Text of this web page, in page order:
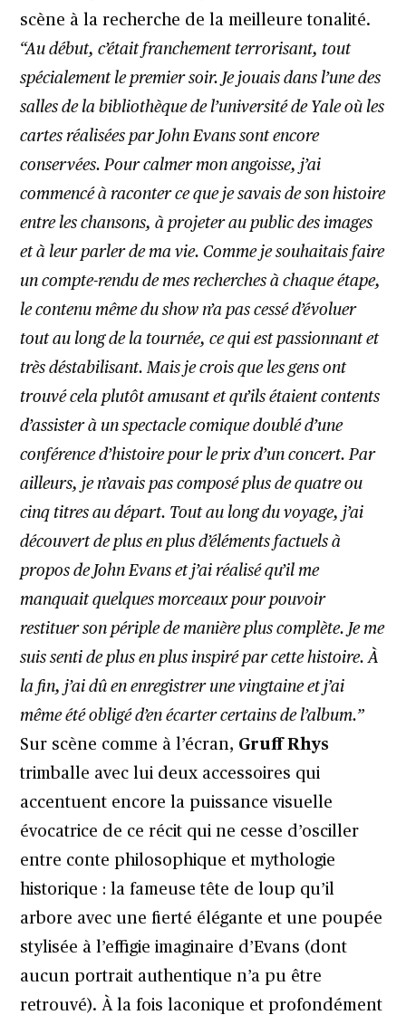
scène à la recherche de la meilleure tonalité.
“Au début, c’était franchement terrorisant, tout
spécialement le premier soir. Je jouais dans l’une des
salles de la bibliothèque de l’université de Yale où les
cartes réalisées par John Evans sont encore
conservées. Pour calmer mon angoisse, j’ai
commencé à raconter ce que je savais de son histoire
entre les chansons, à projeter au public des images
et à leur parler de ma vie. Comme je souhaitais faire
un compte-rendu de mes recherches à chaque étape,
le contenu même du show n’a pas cessé d’évoluer
tout au long de la tournée, ce qui est passionnant et
très déstabilisant. Mais je crois que les gens ont
trouvé cela plutôt amusant et qu’ils étaient contents
d’assister à un spectacle comique doublé d’une
conférence d’histoire pour le prix d’un concert. Par
ailleurs, je n’avais pas composé plus de quatre ou
cinq titres au départ. Tout au long du voyage, j’ai
découvert de plus en plus d’éléments factuels à
propos de John Evans et j’ai réalisé qu’il me
manquait quelques morceaux pour pouvoir
restituer son périple de manière plus complète. Je me
suis senti de plus en plus inspiré par cette histoire. À
la fin, j’ai dû en enregistrer une vingtaine et j’ai
même été obligé d’en écarter certains de l’album.”
Sur scène comme à l’écran, Gruff Rhys
trimballe avec lui deux accessoires qui
accentuent encore la puissance visuelle
évocatrice de ce récit qui ne cesse d’osciller
entre conte philosophique et mythologie
historique : la fameuse tête de loup qu’il
arbore avec une fierté élégante et une poupée
stylisée à l’effigie imaginaire d’Evans (dont
aucun portrait authentique n’a pu être
retrouvé). À la fois laconique et profondément